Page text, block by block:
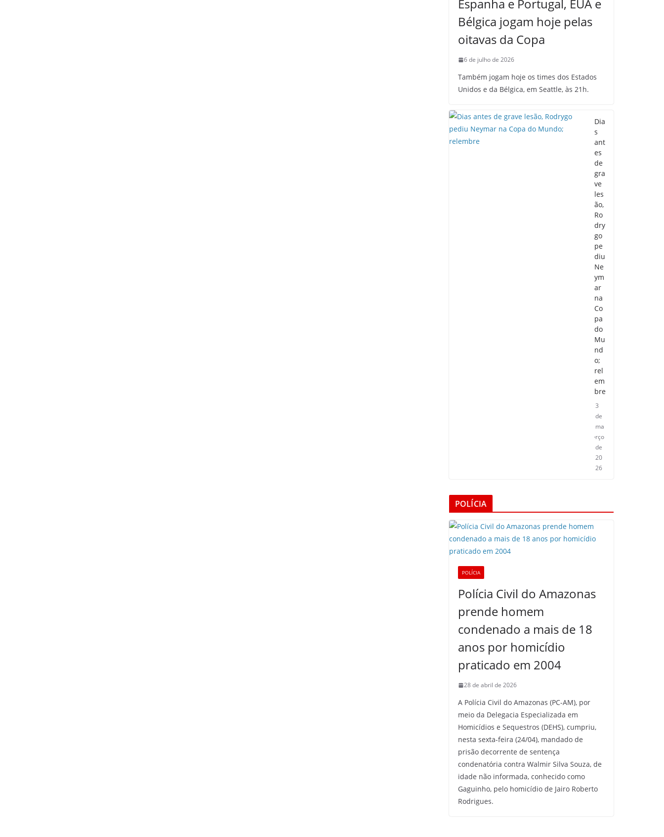
Espanha e Portugal, EUA e
Bélgica jogam hoje pelas
oitavas da Copa
6 de julho de 2026
Também jogam hoje os times dos Estados
Unidos e da Bélgica, em Seattle, às 21h.
Dia
s
ant
es
de
gra
ve
les
ão,
Ro
dry
go
pe
diu
Ne
ym
ar
na
Co
pa
do
Mu
nd
o;
rel
em
bre
3
de
ma
rço
de
20
26
POLÍCIA
POLÍCIA
Polícia Civil do Amazonas
prende homem
condenado a mais de 18
anos por homicídio
praticado em 2004
28 de abril de 2026
A Polícia Civil do Amazonas (PC-AM), por
meio da Delegacia Especializada em
Homicídios e Sequestros (DEHS), cumpriu,
nesta sexta-feira (24/04), mandado de
prisão decorrente de sentença
condenatória contra Walmir Silva Souza, de
idade não informada, conhecido como
Gaguinho, pelo homicídio de Jairo Roberto
Rodrigues.